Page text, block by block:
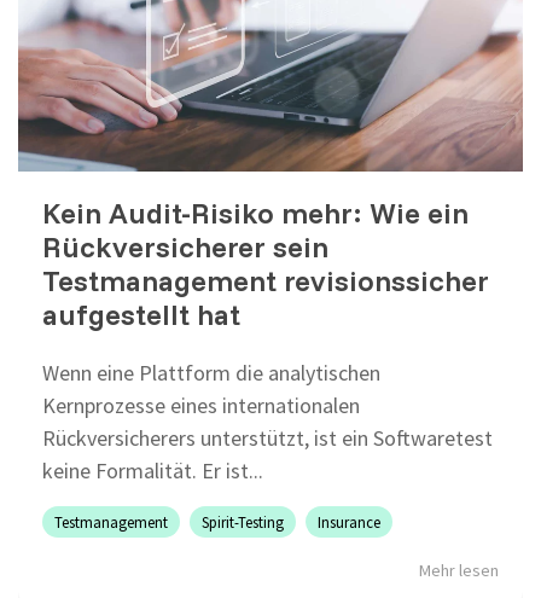
Seminarthemen Trainingsformen
Inhouse
Seminare
Fragen
und
(FAQ)
Kein Audit-Risiko mehr: Wie ein
Rückversicherer sein
Testmanagement revisionssicher
aufgestellt hat
Wenn eine Plattform die analytischen
Kernprozesse eines internationalen
Rückversicherers unterstützt, ist ein Softwaretest
keine Formalität. Er ist...
Testmanagement Spirit-Testing Insurance
Mehr lesen